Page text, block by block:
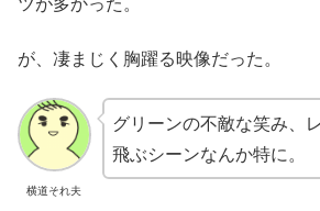
が、凄まじく胸躍る映像だった。
横道それ夫
グリーンの不敵な笑み、
飛ぶシーンなんか特に。